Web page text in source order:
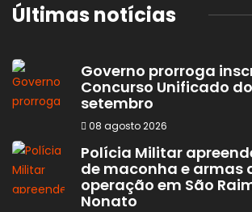
Últimas notícias
Governo prorroga
Concurso Unificado
setembro
08 agosto 2026
Polícia Militar
de maconha e armas
operação em São
Nonato